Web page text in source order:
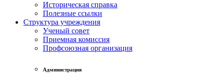
Историческая справка
Полезные ссылки
Структура учреждения
Ученый совет
Приемная комиссия
Профсоюзная организация
Администрация